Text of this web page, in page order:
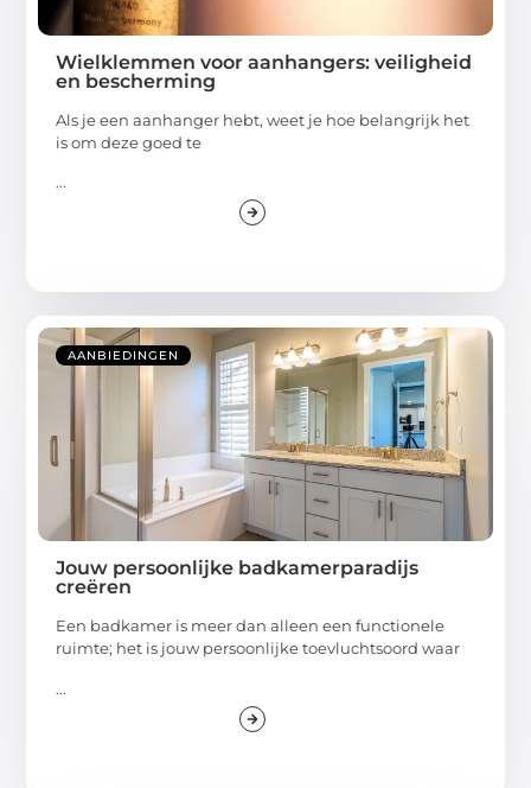
Wielklemmen voor aanhangers: veiligheid
en bescherming
Als je een aanhanger hebt, weet je hoe belangrijk het
is om deze goed te
...
AANBIEDINGEN
Jouw persoonlijke badkamerparadijs
creëren
Een badkamer is meer dan alleen een functionele
ruimte; het is jouw persoonlijke toevluchtsoord waar
...